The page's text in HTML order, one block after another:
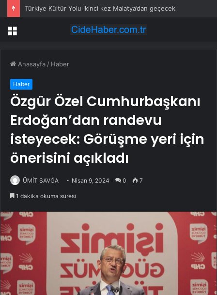
Türkiye Kültür Yolu ikinci kez Malatya’dan geçecek
Menü
Anasayfa / Haber
Haber
Özgür Özel Cumhurbaşkanı
Erdoğan’dan randevu
isteyecek: Görüşme yeri için
önerisini açıkladı
ÜMİT SAVĞA Nisan 9, 2024 0 7
1 dakika okuma süresi